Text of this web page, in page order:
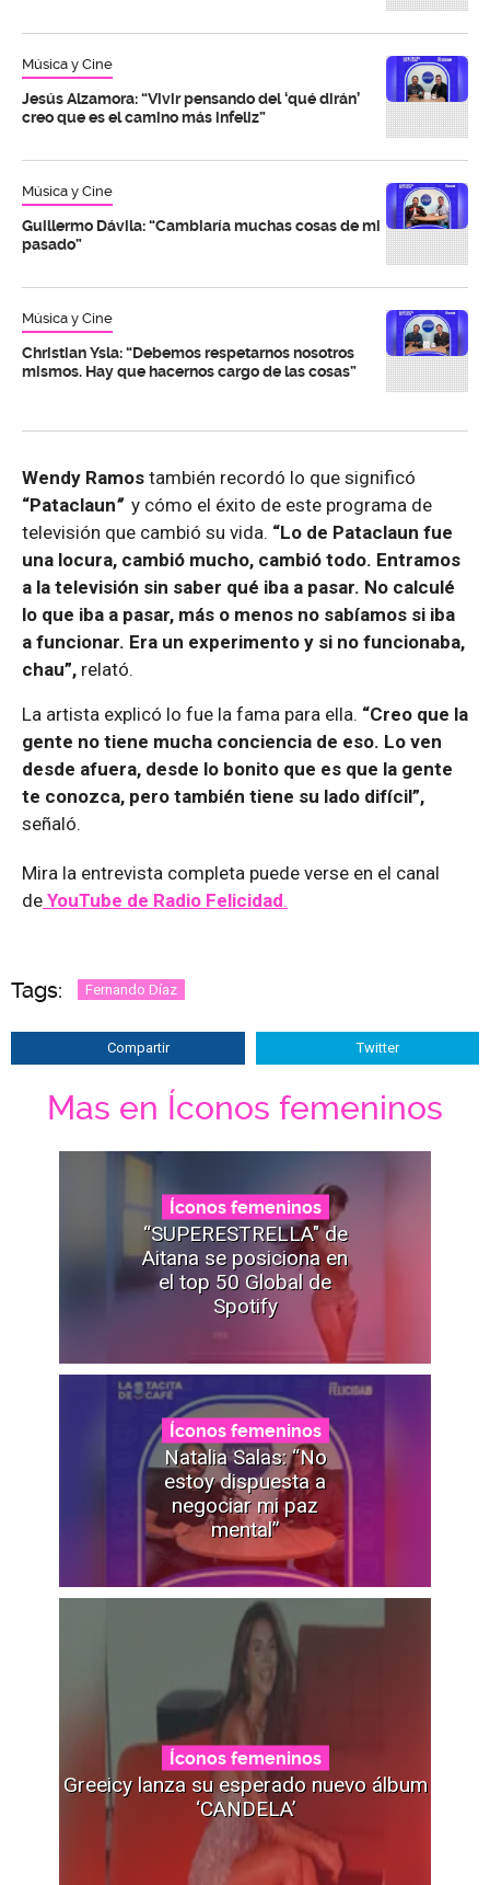
Música y Cine
Jesús Alzamora: “Vivir pensando del ‘qué dirán’
creo que es el camino más infeliz”
Música y Cine
Guillermo Dávila: “Cambiaría muchas cosas de mi
pasado”
Música y Cine
Christian Ysla: “Debemos respetarnos nosotros
mismos. Hay que hacernos cargo de las cosas”
Wendy Ramos también recordó lo que significó
“Pataclaun” y cómo el éxito de este programa de
televisión que cambió su vida. “Lo de Pataclaun fue
una locura, cambió mucho, cambió todo. Entramos
a la televisión sin saber qué iba a pasar. No calculé
lo que iba a pasar, más o menos no sabíamos si iba
a funcionar. Era un experimento y si no funcionaba,
chau”, relató.
La artista explicó lo fue la fama para ella. “Creo que la
gente no tiene mucha conciencia de eso. Lo ven
desde afuera, desde lo bonito que es que la gente
te conozca, pero también tiene su lado difícil”,
señaló.
Mira la entrevista completa puede verse en el canal
de YouTube de Radio Felicidad.
Tags: Fernando Díaz
Compartir Twitter
Mas en Íconos femeninos
Íconos femeninos
“SUPERESTRELLA" de
Aitana se posiciona en
el top 50 Global de
Spotify
Íconos femeninos
Natalia Salas: “No
estoy dispuesta a
negociar mi paz
mental”
Íconos femeninos
Greeicy lanza su esperado nuevo álbum
‘CANDELA’